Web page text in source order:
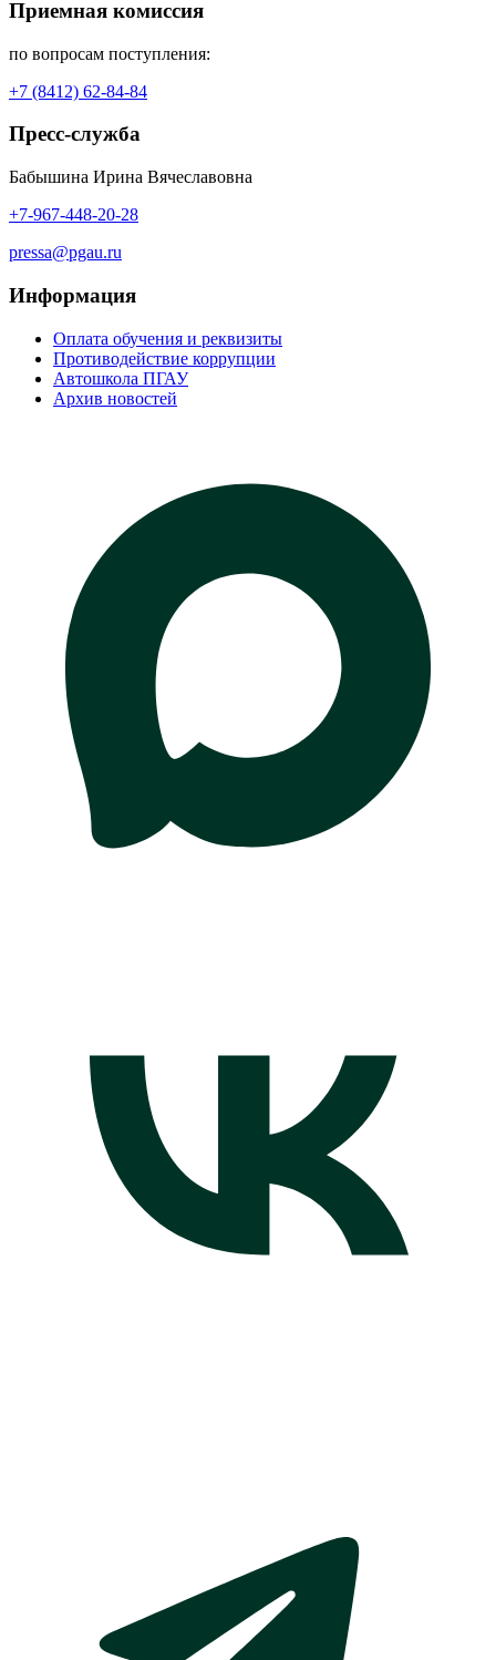
Приемная комиссия
по вопросам поступления:
+7 (8412) 62-84-84
Пресс-служба
Бабышина Ирина Вячеславовна
+7-967-448-20-28
pressa@pgau.ru
Информация
Оплата обучения и реквизиты
Противодействие коррупции
Автошкола ПГАУ
Архив новостей